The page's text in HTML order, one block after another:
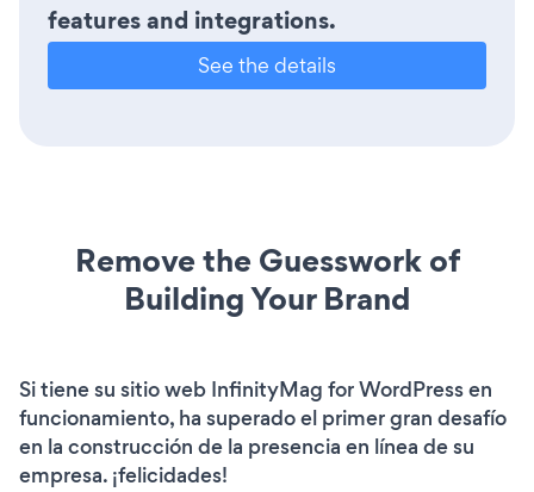
features and integrations.
See the details
Remove the Guesswork of
Building Your Brand
Si tiene su sitio web InfinityMag for WordPress en
funcionamiento, ha superado el primer gran desafío
en la construcción de la presencia en línea de su
empresa. ¡felicidades!